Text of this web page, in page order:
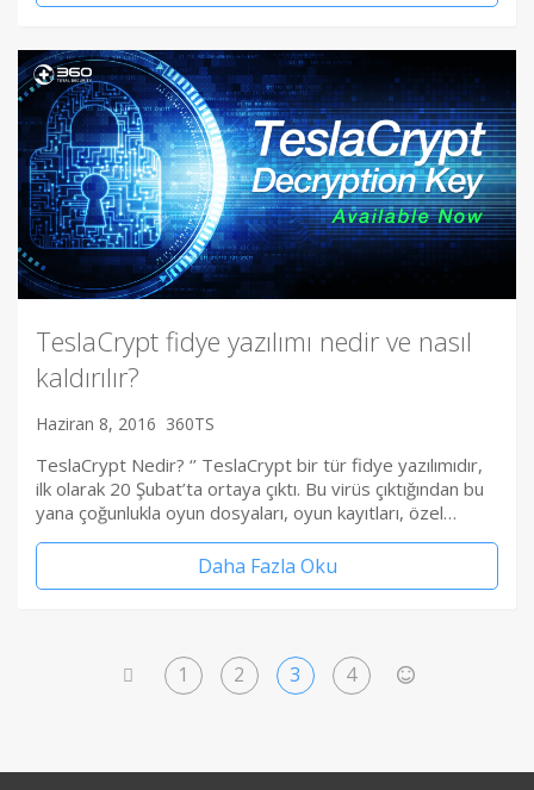
TeslaCrypt fidye yazılımı nedir ve nasıl
kaldırılır?
Haziran 8, 2016 360TS
TeslaCrypt Nedir? ‘’ TeslaCrypt bir tür fidye yazılımıdır,
ilk olarak 20 Şubat’ta ortaya çıktı. Bu virüs çıktığından bu
yana çoğunlukla oyun dosyaları, oyun kayıtları, özel…
Daha Fazla Oku
1 2 3 4